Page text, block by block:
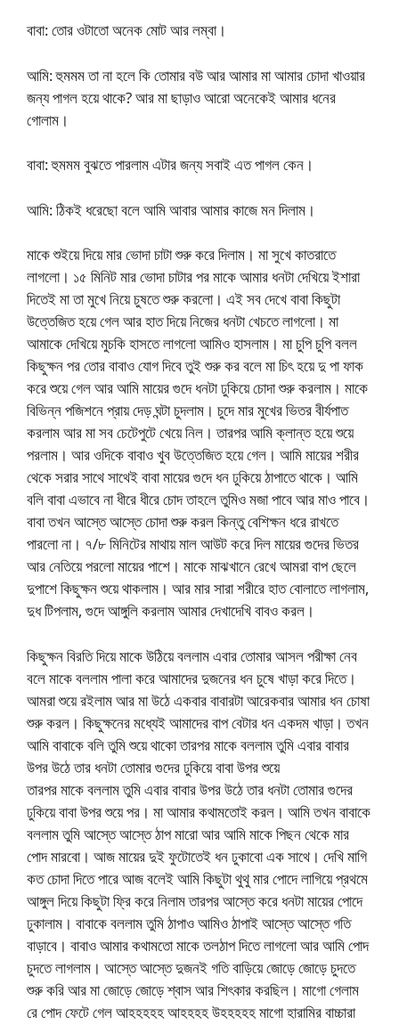
বাবা: তোর ওটাতো অনেক মোট আর লম্বা।
আমি: হুমমম তা না হলে কি তোমার বউ আর আমার মা আমার চোদা খাওয়ার
জন্য পাগল হয়ে থাকে? আর মা ছাড়াও আরো অনেকেই আমার ধনের
গোলাম।
বাবা: হুমমম বুঝতে পারলাম এটার জন্য সবাই এত পাগল কেন।
আমি: ঠিকই ধরেছো বলে আমি আবার আমার কাজে মন দিলাম।
মাকে শুইয়ে দিয়ে মার ভোদা চাটা শুরু করে দিলাম। মা সুখে কাতরাতে
লাগলো। ১৫ মিনিট মার ভোদা চাটার পর মাকে আমার ধনটা দেখিয়ে ইশারা
দিতেই মা তা মুখে নিয়ে চুষতে শুরু করলো। এই সব দেখে বাবা কিছুটা
উত্তেজিত হয়ে গেল আর হাত দিয়ে নিজের ধনটা খেচতে লাগলো। মা
আমাকে দেখিয়ে মুচকি হাসতে লাগলো আমিও হাসলাম। মা চুপি চুপি বলল
কিছুক্ষন পর তোর বাবাও যোগ দিবে তুই শুরু কর বলে মা চিৎ হয়ে দু পা ফাক
করে শুয়ে গেল আর আমি মায়ের গুদে ধনটা ঢুকিয়ে চোদা শুরু করলাম। মাকে
বিভিন্ন পজিশনে প্রায় দেড় ঘন্টা চুদলাম। চুদে মার মুখের ভিতর বীর্যপাত
করলাম আর মা সব চেটেপুটে খেয়ে নিল। তারপর আমি ক্লান্ত হয়ে শুয়ে
পরলাম। আর ওদিকে বাবাও খুব উত্তেজিত হয়ে গেল। আমি মায়ের শরীর
থেকে সরার সাথে সাথেই বাবা মায়ের গুদে ধন ঢুকিয়ে ঠাপাতে থাকে। আমি
বলি বাবা এভাবে না ধীরে ধীরে চোদ তাহলে তুমিও মজা পাবে আর মাও পাবে।
বাবা তখন আস্তে আস্তে চোদা শুরু করল কিন্তু বেশিক্ষন ধরে রাখতে
পারলো না। ৭/৮ মিনিটের মাথায় মাল আউট করে দিল মায়ের গুদের ভিতর
আর নেতিয়ে পরলো মায়ের পাশে। মাকে মাঝখানে রেখে আমরা বাপ ছেলে
দুপাশে কিছুক্ষন শুয়ে থাকলাম। আর মার সারা শরীরে হাত বোলাতে লাগলাম,
দুধ টিপলাম, গুদে আঙ্গুলি করলাম আমার দেখাদেখি বাবও করল।
কিছুক্ষন বিরতি দিয়ে মাকে উঠিয়ে বললাম এবার তোমার আসল পরীক্ষা নেব
বলে মাকে বললাম পালা করে আমাদের দুজনের ধন চুষে খাড়া করে দিতে।
আমরা শুয়ে রইলাম আর মা উঠে একবার বাবারটা আরেকবার আমার ধন চোষা
শুরু করল। কিছুক্ষনের মধ্যেই আমাদের বাপ বেটার ধন একদম খাড়া। তখন
আমি বাবাকে বলি তুমি শুয়ে থাকো তারপর মাকে বললাম তুমি এবার বাবার
উপর উঠে তার ধনটা তোমার গুদের ঢুকিয়ে বাবা উপর শুয়ে
তারপর মাকে বললাম তুমি এবার বাবার উপর উঠে তার ধনটা তোমার গুদের
ঢুকিয়ে বাবা উপর শুয়ে পর। মা আমার কথামতোই করল। আমি তখন বাবাকে
বললাম তুমি আস্তে আস্তে ঠাপ মারো আর আমি মাকে পিছন থেকে মার
পোদ মারবো। আজ মায়ের দুই ফুটোতেই ধন ঢুকাবো এক সাথে। দেখি মাগি
কত চোদা দিতে পারে আজ বলেই আমি কিছুটা থুথু মার পোদে লাগিয়ে প্রথমে
আঙ্গুল দিয়ে কিছুটা ফ্রি করে নিলাম তারপর আস্তে করে ধনটা মায়ের পোদে
ঢুকালাম। বাবাকে বললাম তুমি ঠাপাও আমিও ঠাপাই আস্তে আস্তে গতি
বাড়াবে। বাবাও আমার কথামতো মাকে তলঠাপ দিতে লাগলো আর আমি পোদ
চুদতে লাগলাম। আস্তে আস্তে দুজনই গতি বাড়িয়ে জোড়ে জোড়ে চুদতে
শুরু করি আর মা জোড়ে জোড়ে শ্বাস আর শিৎকার করছিল। মাগো গেলাম
রে পোদ ফেটে গেল আহহহহহ আহহহহ উহহহহহ মাগো হারামির বাচ্চারা